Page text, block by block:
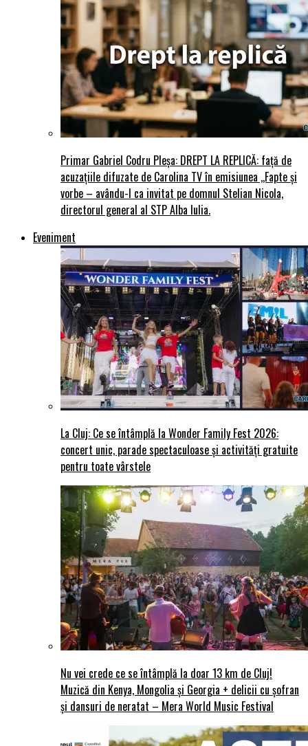
Primar Gabriel Codru Pleșa: DREPT LA REPLICĂ: față de
acuzațiile difuzate de Carolina TV în emisiunea ,,Fapte și
vorbe – avându-l ca invitat pe domnul Stelian Nicola,
directorul general al STP Alba Iulia.
Eveniment
La Cluj: Ce se întâmplă la Wonder Family Fest 2026:
concert unic, parade spectaculoase și activități gratuite
pentru toate vârstele
Nu vei crede ce se întâmplă la doar 13 km de Cluj!
Muzică din Kenya, Mongolia și Georgia + delicii cu șofran
și dansuri de neratat – Mera World Music Festival